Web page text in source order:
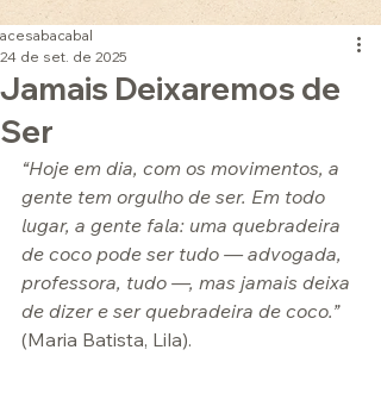
Jamais Deixaremos de
Ser
acesabacabal
24 de set. de 2025
“Hoje em dia, com os movimentos, a
gente tem orgulho de ser. Em todo
lugar, a gente fala: uma quebradeira
de coco pode ser tudo — advogada,
professora, tudo —, mas jamais deixa
de dizer e ser quebradeira de coco.”
(Maria Batista, Lila).